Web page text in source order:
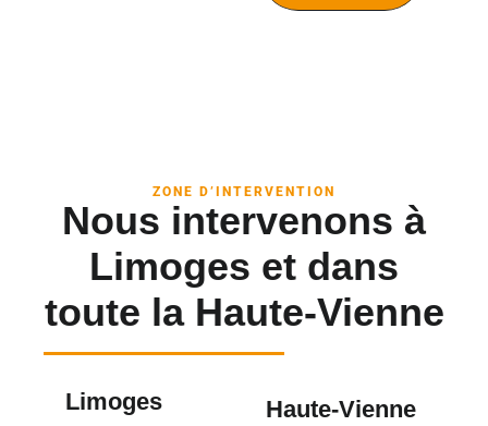
ZONE D’INTERVENTION
Nous intervenons à
Limoges et dans
toute la Haute-Vienne
Limoges
Haute-Vienne